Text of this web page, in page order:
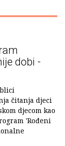
dobi -
čitanja djeci
djecom kao
'Rođeni